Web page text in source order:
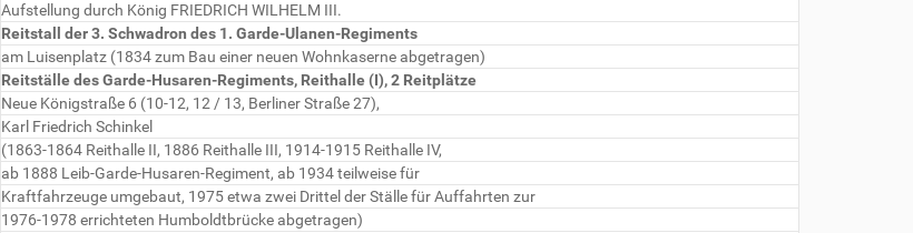
Aufstellung durch König FRIEDRICH WILHELM III.
Reitstall der 3. Schwadron des 1. Garde-Ulanen-Regiments
am Luisenplatz (1834 zum Bau einer neuen Wohnkaserne abgetragen)
Reitställe des Garde-Husaren-Regiments, Reithalle (I), 2 Reitplätze
Neue Königstraße 6 (10-12, 12 / 13, Berliner Straße 27),
Karl Friedrich Schinkel
(1863-1864 Reithalle II, 1886 Reithalle III, 1914-1915 Reithalle IV,
ab 1888 Leib-Garde-Husaren-Regiment, ab 1934 teilweise für
Kraftfahrzeuge umgebaut, 1975 etwa zwei Drittel der Ställe für Auffahrten zur
1976-1978 errichteten Humboldtbrücke abgetragen)